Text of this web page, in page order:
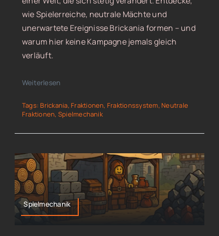
wie Spielerreiche, neutrale Mächte und
unerwartete Ereignisse Brickania formen – und
warum hier keine Kampagne jemals gleich
verläuft.
Weiterlesen
Tags: Brickania, Fraktionen, Fraktionssystem, Neutrale
Fraktionen, Spielmechanik
Spielmechanik